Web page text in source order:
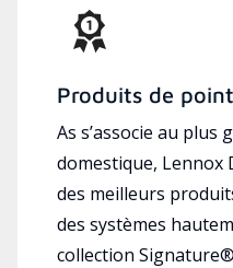
Produits de
As s’associe au
domestique, Lennox
des meilleurs
des systèmes
collection